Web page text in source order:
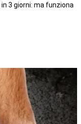
3 giorni: ma funziona